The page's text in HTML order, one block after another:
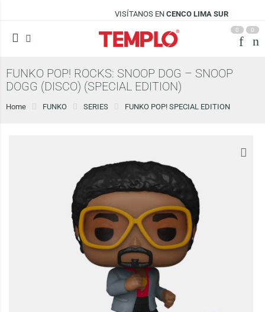
VISÍTANOS ENCENCO LIMA SUR
0 0
FUNKO POP! ROCKS: SNOOP DOG – SNOOP
DOGG (DISCO) (SPECIAL EDITION)
Home FUNKO SERIES FUNKO POP! SPECIAL EDITION